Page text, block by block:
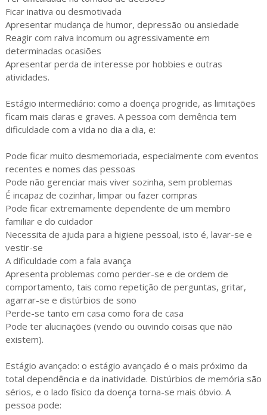
Ficar inativa ou desmotivada
Apresentar mudança de humor, depressão ou ansiedade
Reagir com raiva incomum ou agressivamente em
determinadas ocasiões
Apresentar perda de interesse por hobbies e outras
atividades.
Estágio intermediário: como a doença progride, as limitações
ficam mais claras e graves. A pessoa com demência tem
dificuldade com a vida no dia a dia, e:
Pode ficar muito desmemoriada, especialmente com eventos
recentes e nomes das pessoas
Pode não gerenciar mais viver sozinha, sem problemas
É incapaz de cozinhar, limpar ou fazer compras
Pode ficar extremamente dependente de um membro
familiar e do cuidador
Necessita de ajuda para a higiene pessoal, isto é, lavar-se e
vestir-se
A dificuldade com a fala avança
Apresenta problemas como perder-se e de ordem de
comportamento, tais como repetição de perguntas, gritar,
agarrar-se e distúrbios de sono
Perde-se tanto em casa como fora de casa
Pode ter alucinações (vendo ou ouvindo coisas que não
existem).
Estágio avançado: o estágio avançado é o mais próximo da
total dependência e da inatividade. Distúrbios de memória são
sérios, e o lado físico da doença torna-se mais óbvio. A
pessoa pode: